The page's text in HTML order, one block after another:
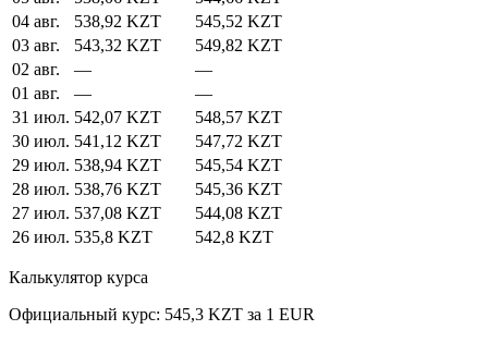
04 авг.
538,92 KZT
545,52 KZT
03 авг.
543,32 KZT
549,82 KZT
02 авг.
—
—
01 авг.
—
—
31 июл. 542,07 KZT
548,57 KZT
30 июл. 541,12 KZT
547,72 KZT
29 июл. 538,94 KZT
545,54 KZT
28 июл. 538,76 KZT
545,36 KZT
27 июл. 537,08 KZT
544,08 KZT
26 июл. 535,8 KZT 542,8 KZT
Калькулятор курса
Официальный курс: 545,3 KZT за 1 EUR